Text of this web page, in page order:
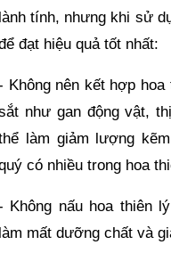
tính, nhưng khi sử
đạt hiệu quả tốt nhất:
Không nên kết hợp
như gan động vật,
làm giảm lượng
có nhiều trong hoa
Không nấu hoa thiên
mất dưỡng chất và